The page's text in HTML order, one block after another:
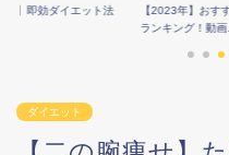
せ】即効ダイエット法
【2023年】おす
ランキング！動画
ダイエット